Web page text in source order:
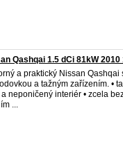
Qashqai 1.5 dCi 81kW 2010
a praktický Nissan
a tažným zařízením. •
neponičený interiér • zcela
...